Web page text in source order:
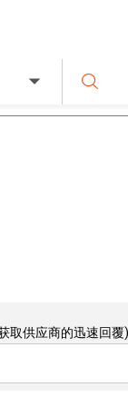
取供应商的迅速回覆)